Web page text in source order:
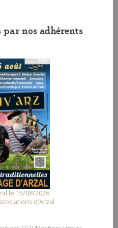
par nos adhérents
le 15/08/2026
d'Arzal